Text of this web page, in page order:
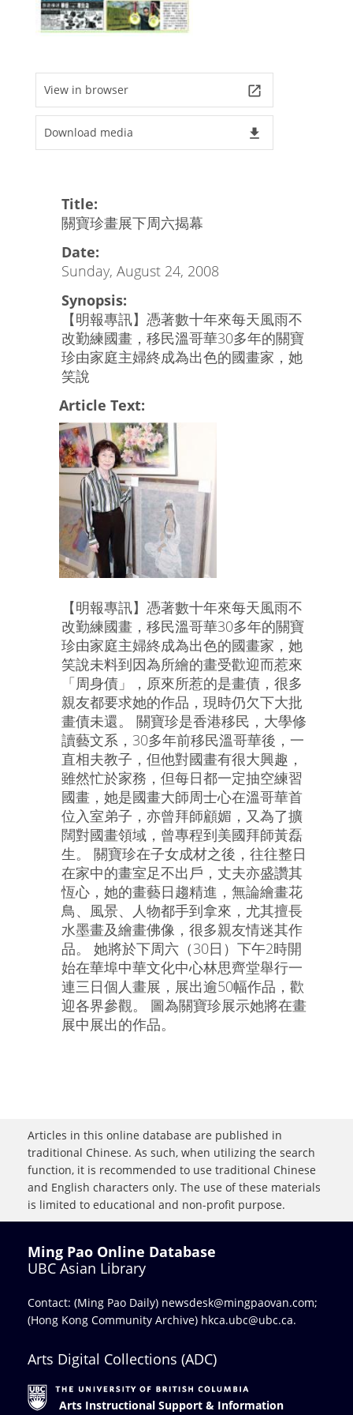
View in browser launch
Download media file_download
Title:
關寶珍畫展下周六揭幕
Date:
Sunday, August 24, 2008
Synopsis:
【明報專訊】憑著數十年來每天風雨不
改勤練國畫，移民溫哥華30多年的關寶
珍由家庭主婦終成為出色的國畫家，她
笑說
Article Text:
【明報專訊】憑著數十年來每天風雨不
改勤練國畫，移民溫哥華30多年的關寶
珍由家庭主婦終成為出色的國畫家，她
笑說未料到因為所繪的畫受歡迎而惹來
「周身債」，原來所惹的是畫債，很多
親友都要求她的作品，現時仍欠下大批
畫債未還。 關寶珍是香港移民，大學修
讀藝文系，30多年前移民溫哥華後，一
直相夫教子，但他對國畫有很大興趣，
雖然忙於家務，但每日都一定抽空練習
國畫，她是國畫大師周士心在溫哥華首
位入室弟子，亦曾拜師顧媚，又為了擴
闊對國畫領域，曾專程到美國拜師黃磊
生。 關寶珍在子女成材之後，往往整日
在家中的畫室足不出戶，丈夫亦盛讚其
恆心，她的畫藝日趨精進，無論繪畫花
鳥、風景、人物都手到拿來，尤其擅長
水墨畫及繪畫佛像，很多親友情迷其作
品。 她將於下周六（30日）下午2時開
始在華埠中華文化中心林思齊堂舉行一
連三日個人畫展，展出逾50幅作品，歡
迎各界參觀。 圖為關寶珍展示她將在畫
展中展出的作品。
Articles in this online database are published in
traditional Chinese. As such, when utilizing the search
function, it is recommended to use traditional Chinese
and English characters only. The use of these materials
is limited to educational and non-profit purpose.
Ming Pao Online Database
UBC Asian Library
Contact: (Ming Pao Daily) newsdesk@mingpaovan.com;
(Hong Kong Community Archive) hkca.ubc@ubc.ca.
Arts Digital Collections (ADC)
Arts Instructional Support & Information